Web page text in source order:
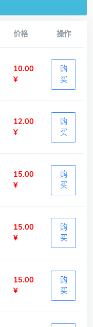
价格 操作
10.00
¥
购
买
12.00
¥
购
买
15.00
¥
购
买
15.00
¥
购
买
15.00
¥
购
买